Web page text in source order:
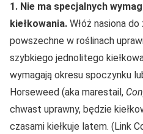
1. Nie ma specjalnych
kiełkowania. Włóż nasiona
powszechne w roślinach
szybkiego jednolitego
wymagają okresu spoczynku
Horseweed (aka marestail,
chwast uprawny, będzie
czasami kiełkuje latem. (Link